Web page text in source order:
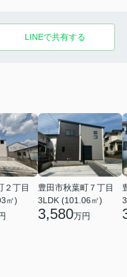
LINEで共有する
２丁目
㎡)
豊田市秋葉町７丁目
3LDK (101.06㎡)
3,580万円